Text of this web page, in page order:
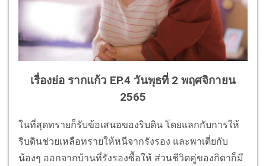
เรื่องย่อ รากแก้ว EP.4 วันพุธที่ 2 พฤศจิกายน
2565
ในที่สุดทรายก็รับข้อเสนอของริบดิน โดยแลกกับการให้
ริบดินช่วยเหลือทรายให้หนีจากรังรอง และพาเตี่ยกับ
น้องๆ ออกจากบ้านที่รังรองซื้อให้ ส่วนชีวิตคู่ของกิดาก็มี